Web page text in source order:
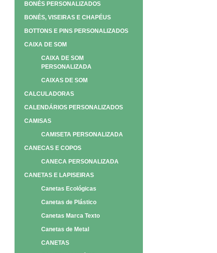
BONÉS PERSONALIZADOS
BONÉS, VISEIRAS E CHAPÉUS
BOTTONS E PINS PERSONALIZADOS
CAIXA DE SOM
CAIXA DE SOM
PERSONALIZADA
CAIXAS DE SOM
CALCULADORAS
CALENDÁRIOS PERSONALIZADOS
CAMISAS
CAMISETA PERSONALIZADA
CANECAS E COPOS
CANECA PERSONALIZADA
CANETAS E LAPISEIRAS
Canetas Ecológicas
Canetas de Plástico
Canetas Marca Texto
Canetas de Metal
CANETAS